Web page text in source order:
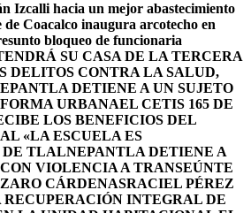
Izcalli hacia un mejor abastecimiento
de Coacalco inaugura arcotecho en
bloqueo de funcionaria
SU CASA DE LA TERCERA
DELITOS CONTRA LA SALUD,
DETIENE A UN SUJETO
URBANAEL CETIS 165 DE
LOS BENEFICIOS DEL
«LA ESCUELA ES
TLALNEPANTLA DETIENE A
VIOLENCIA A TRANSEÚNTE
CÁRDENASRACIEL PÉREZ
INTEGRAL DE